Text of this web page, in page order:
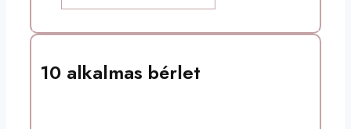
10 alkalmas bérlet